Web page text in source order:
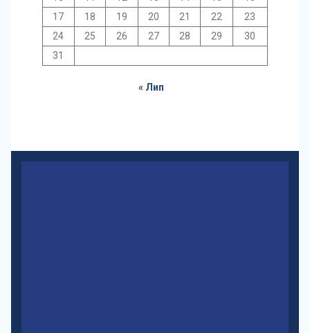
17
18 19 20 21 22
23
24
25 26 27 28 29
30
31
« Лип